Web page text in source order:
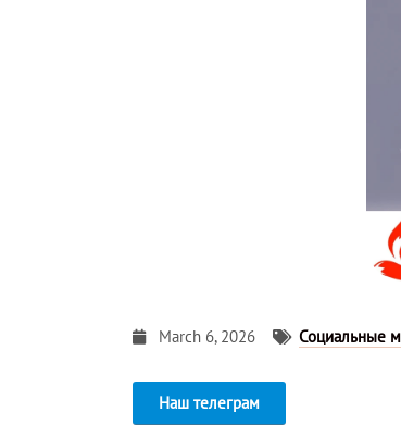
March 6, 2026 Социальные
Наш телеграм